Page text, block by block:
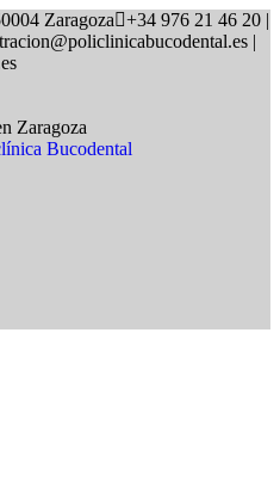
Zaragoza
+34 976 21 46 20 |
|
Zaragoza